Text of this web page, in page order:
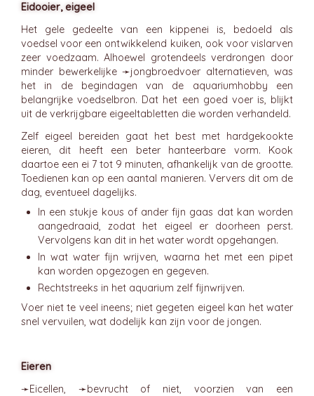
Eidooier, eigeel
Het gele gedeelte van een kippenei is, bedoeld als
voedsel voor een ontwikkelend kuiken, ook voor vislarven
zeer voedzaam. Alhoewel grotendeels verdrongen door
minder bewerkelijke ➛jongbroedvoeralternatieven, was
het in de begindagen van de aquariumhobby een
belangrijke voedselbron. Dat het een goed voer is, blijkt
uit de verkrijgbare eigeeltabletten die worden verhandeld.
Zelf eigeel bereiden gaat het best met hardgekookte
eieren, dit heeft een beter hanteerbare vorm. Kook
daartoe een ei 7 tot 9 minuten, afhankelijk van de grootte.
Toedienen kan op een aantal manieren. Ververs dit om de
dag, eventueel dagelijks.
In een stukje kous of ander fijn gaas dat kan worden
aangedraaid, zodat het eigeel er doorheen perst.
Vervolgens kan dit in het water wordt opgehangen.
In wat water fijn wrijven, waarna het met een pipet
kan worden opgezogen en gegeven.
Rechtstreeks in het aquarium zelf fijnwrijven.
Voer niet te veel ineens; niet gegeten eigeel kan het water
snel vervuilen, wat dodelijk kan zijn voor de jongen.
Eieren
➛Eicellen, ➛bevruchtof niet, voorzien van een